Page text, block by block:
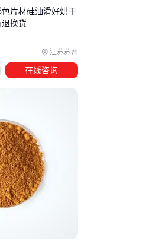
染色，
化学稳定性的工
能保持油墨系统
出现分层或色
系中的应用。
全性和特殊色
牢度相对较
。这类选择往
加工要求的系
备能否满足其
题。
江苏苏州
片材硅油滑好烘干
换货
在线咨询